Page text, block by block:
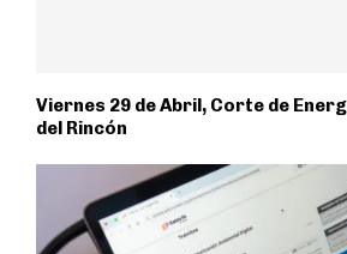
Viernes 29 de Abril, Corte de
del Rincón